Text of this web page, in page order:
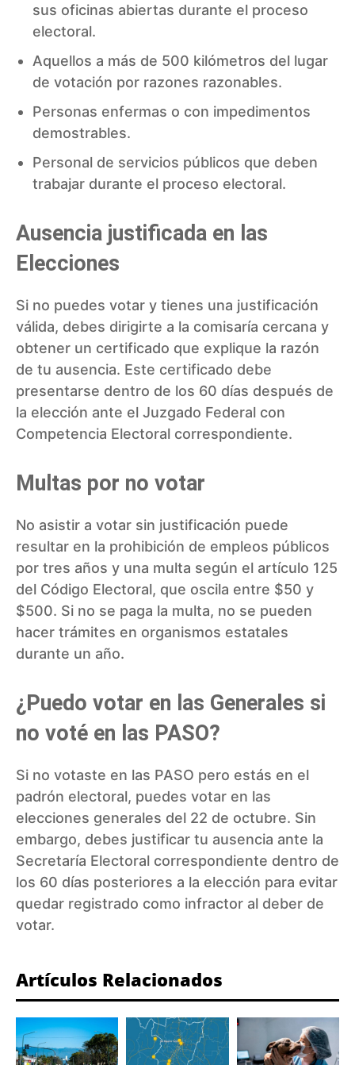
sus oficinas abiertas durante el proceso
electoral.
Aquellos a más de 500 kilómetros del lugar
de votación por razones razonables.
Personas enfermas o con impedimentos
demostrables.
Personal de servicios públicos que deben
trabajar durante el proceso electoral.
Ausencia justificada en las
Elecciones
Si no puedes votar y tienes una justificación
válida, debes dirigirte a la comisaría cercana y
obtener un certificado que explique la razón
de tu ausencia. Este certificado debe
presentarse dentro de los 60 días después de
la elección ante el Juzgado Federal con
Competencia Electoral correspondiente.
Multas por no votar
No asistir a votar sin justificación puede
resultar en la prohibición de empleos públicos
por tres años y una multa según el artículo 125
del Código Electoral, que oscila entre $50 y
$500. Si no se paga la multa, no se pueden
hacer trámites en organismos estatales
durante un año.
¿Puedo votar en las Generales si
no voté en las PASO?
Si no votaste en las PASO pero estás en el
padrón electoral, puedes votar en las
elecciones generales del 22 de octubre. Sin
embargo, debes justificar tu ausencia ante la
Secretaría Electoral correspondiente dentro de
los 60 días posteriores a la elección para evitar
quedar registrado como infractor al deber de
votar.
Artículos Relacionados